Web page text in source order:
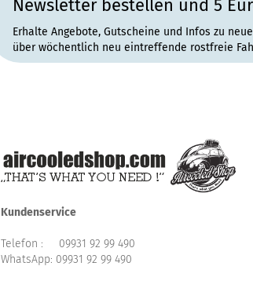
Newsletter bestellen und 5
Erhalte Angebote, Gutscheine und Infos zu
über wöchentlich neu eintreffende rostfreie
Kundenservice
Telefon : 09931 92 99 490
WhatsApp: 09931 92 99 490